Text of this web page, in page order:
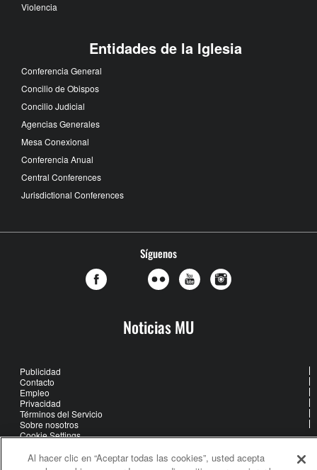
Violencia
Entidades de la Iglesia
Conferencia General
Concilio de Obispos
Concilio Judicial
Agencias Generales
Mesa Conexional
Conferencia Anual
Central Conferences
Jurisdictional Conferences
Síguenos
Noticias MU
Publicidad
Contacto
Empleo
Privacidad
Términos del Servicio
Sobre nosotros
Cookie Settings
Al hacer clic en “Aceptar todas las cookies”, usted acepta